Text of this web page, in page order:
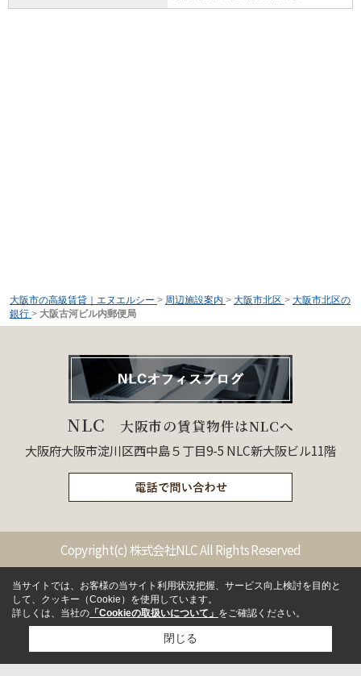
大阪市の高級賃貸｜エヌエルシー > 周辺施設案内 > 大阪市北区 > 大阪市北区の
銀行 > 大阪古河ビル内郵便局
NLC 大阪市の賃貸物件はNLCへ
大阪府大阪市淀川区西中島５丁目9-5 NLC新大阪ビル11階
Copyright(c) 株式会社NLC All Rights Reserved
当サイトでは、お客様の当サイト利用状況把握、サービス向上検討を目的と
して、クッキー（Cookie）を使用しています。
詳しくは、当社の 「Cookieの取扱いについて」 をご確認ください。
閉じる